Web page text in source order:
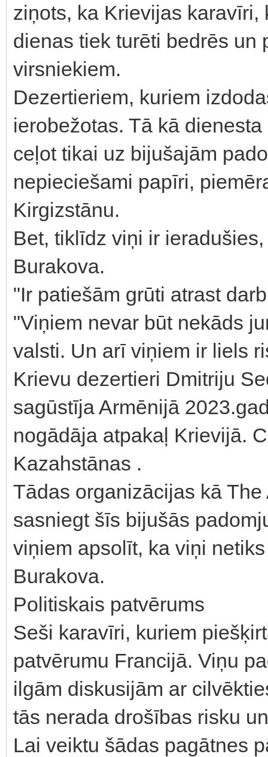
ziņots, ka Krievijas
dienas tiek turēti bedrēs un
virsniekiem.
Dezertieriem, kuriem
ierobežotas. Tā kā
ceļot tikai uz bijušajām
nepieciešami papīri,
Kirgizstānu.
Bet, tiklīdz viņi ir
Burakova.
"Ir patiešām grūti atrast
"Viņiem nevar būt nekāds
valsti. Un arī viņiem ir liels
Krievu dezertieri Dmitriju
sagūstīja Armēnijā
nogādāja atpakaļ Krievijā.
Kazahstānas .
Tādas organizācijas kā
sasniegt šīs bijušās
viņiem apsolīt, ka viņi
Burakova.
Politiskais patvērums
Seši karavīri, kuriem
patvērumu Francijā. Viņu
ilgām diskusijām ar
tās nerada drošības risku
Lai veiktu šādas pagātnes